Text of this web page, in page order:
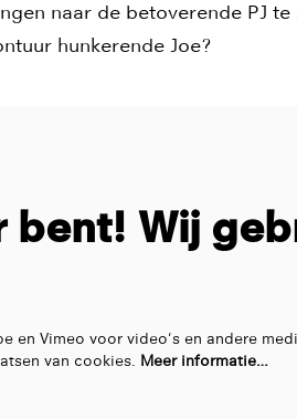
naar de betoverende PJ te
hunkerende Joe?
bent! Wij
en Vimeo voor video's en andere
van cookies. Meer informatie…